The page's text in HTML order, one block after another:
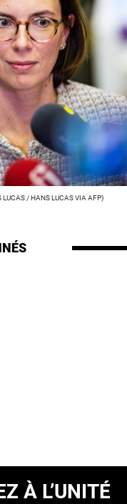
LUCAS / HANS LUCAS VIA AFP)
À L’UNITÉ